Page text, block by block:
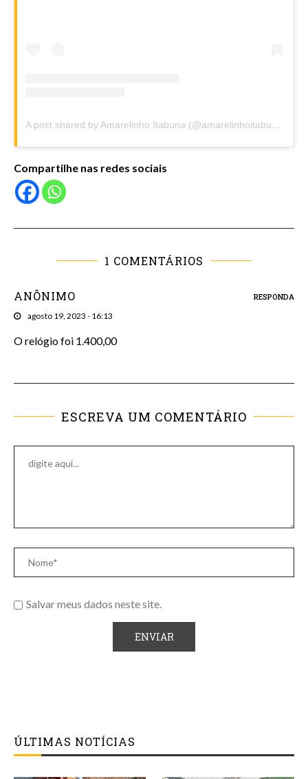
A post shared by Amarelinho Itabuna (@amarelinhoitabuna)
Compartilhe nas redes sociais
1 COMENTÁRIOS
ANÔNIMO
agosto 19, 2023 - 16:13
O relógio foi 1.400,00
RESPONDA
ESCREVA UM COMENTÁRIO
Salvar meus dados neste site.
ÚLTIMAS NOTÍCIAS